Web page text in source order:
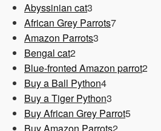
Abyssinian cat3
Produkte
African Grey Parrots77
Amazon Parrots3
Bengal cat22
Produkte
Blue-fronted Amazon parrot22
Buy a Ball Python44
Produkte
Buy a Tiger Python3
Produkte
Buy African Grey Parrot55
2